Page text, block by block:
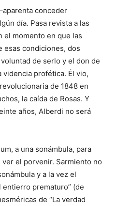
conceder
día. Pasa revista a las
el momento en que las
esas condiciones, dos
de serlo y el don de
profética. Él vio,
de 1848 en
la caída de Rosas. Y
años, Alberdi no será
a una sonámbula, para
el porvenir. Sarmiento no
y a la vez el
entierro prematuro” (de
de “La verdad